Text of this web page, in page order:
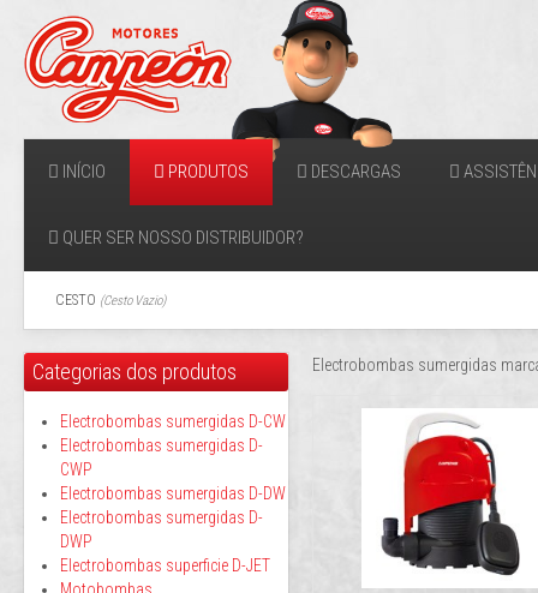
INÍCIO PRODUTOS DESCARGAS
QUER SER NOSSO DISTRIBUIDOR?
CESTO (Cesto Vazio)
Electrobombas sumergidas
Categorias dos produtos
Electrobombas sumergidas D-CW
Electrobombas sumergidas D-
CWP
Electrobombas sumergidas D-DW
Electrobombas sumergidas D-
DWP
Electrobombas superficie D-JET